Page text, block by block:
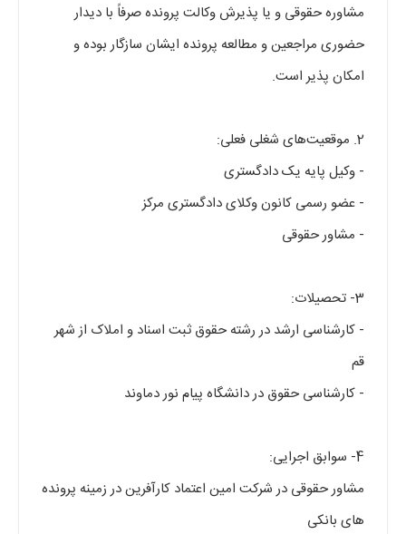
مشاوره حقوقی و یا پذیرش وکالت پرونده صرفاً با دیدار
حضوری مراجعین و مطالعه پرونده ایشان سازگار بوده و
امکان پذیر است.
2. موقعیت‌های شغلی فعلی:
- وکیل پایه یک دادگستری
- عضو رسمی کانون وکلای دادگستری مرکز
- مشاور حقوقی
3- تحصیلات:
- کارشناسی ارشد در رشته حقوق ثبت اسناد و املاک از شهر
قم
- کارشناسی حقوق در دانشگاه پیام نور دماوند
4- سوابق اجرایی:
مشاور حقوقی در شرکت امین اعتماد کارآفرین در زمینه پرونده
های بانکی